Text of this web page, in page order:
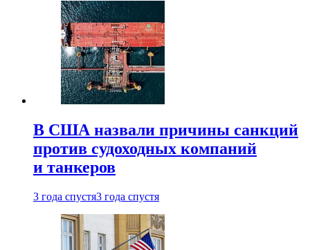
В США назвали причины санкций
против судоходных компаний
и танкеров
3 года спустя3 года спустя